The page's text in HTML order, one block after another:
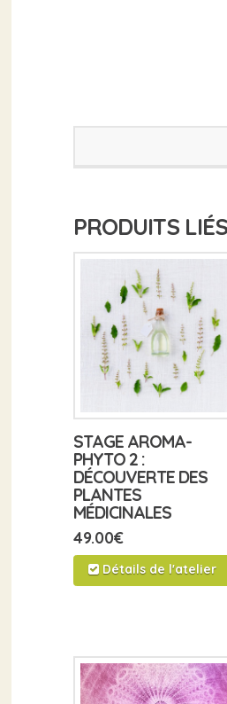
PRODUITS LIÉS
STAGE AROMA-
PHYTO 2 :
DÉCOUVERTE DES
PLANTES
MÉDICINALES
49.00€
Détails de l'atelier